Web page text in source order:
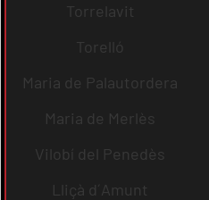
Torrelavit
Torelló
Maria de Palautordera
Maria de Merlès
Vilobí del Penedès
Lliçà d´Amunt